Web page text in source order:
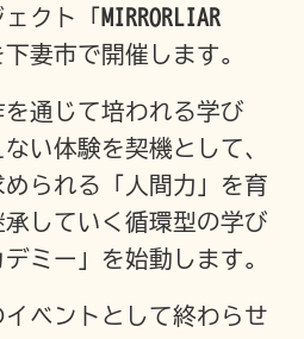
クト「
MIRRORLIAR
下妻市で開催します。
通じて培われる学び
い体験を契機として、
られる「人間力」を育
していく循環型の学び
ミー」を始動します。
ベントとして終わらせ